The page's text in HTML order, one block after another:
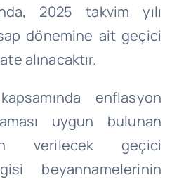
2025 takvim yılı
dönemine ait geçici
alınacaktır.
enflasyon
uygun bulunan
verilecek geçici
beyannamelerinin